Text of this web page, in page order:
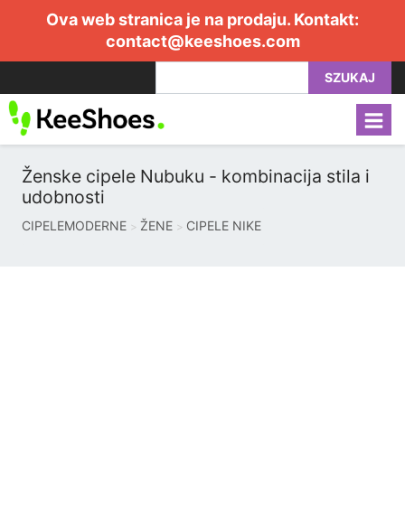
Ova web stranica je na prodaju. Kontakt:
contact@keeshoes.com
SZUKAJ
Ženske cipele Nubuku - kombinacija stila i
udobnosti
CIPELEMODERNE ŽENE CIPELE NIKE